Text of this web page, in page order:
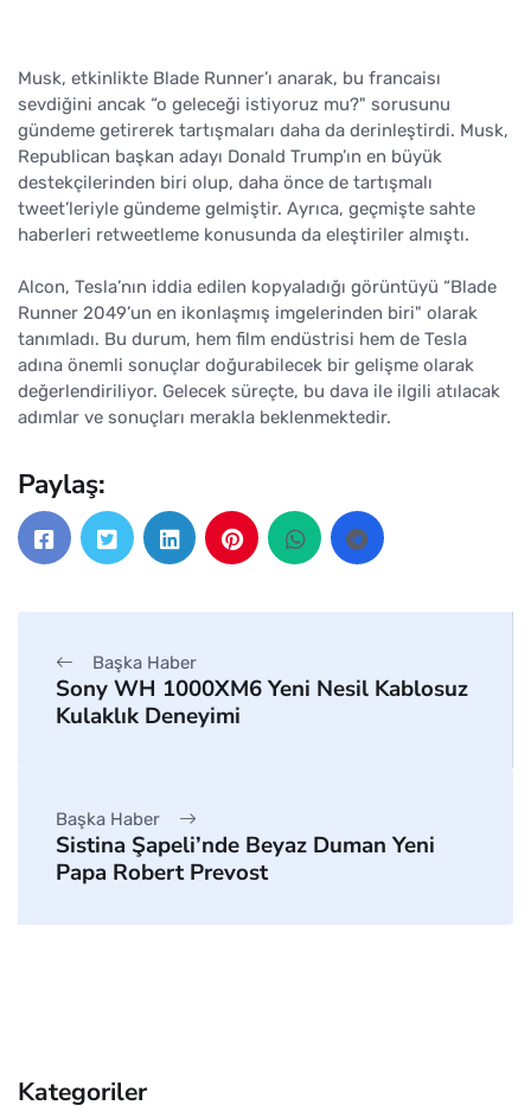
Musk, etkinlikte Blade Runner’ı anarak, bu francaisı
sevdiğini ancak “o geleceği istiyoruz mu?" sorusunu
gündeme getirerek tartışmaları daha da derinleştirdi. Musk,
Republican başkan adayı Donald Trump’ın en büyük
destekçilerinden biri olup, daha önce de tartışmalı
tweet’leriyle gündeme gelmiştir. Ayrıca, geçmişte sahte
haberleri retweetleme konusunda da eleştiriler almıştı.
Alcon, Tesla’nın iddia edilen kopyaladığı görüntüyü “Blade
Runner 2049’un en ikonlaşmış imgelerinden biri" olarak
tanımladı. Bu durum, hem film endüstrisi hem de Tesla
adına önemli sonuçlar doğurabilecek bir gelişme olarak
değerlendiriliyor. Gelecek süreçte, bu dava ile ilgili atılacak
adımlar ve sonuçları merakla beklenmektedir.
Paylaş:
Başka Haber
Sony WH 1000XM6 Yeni Nesil Kablosuz
Kulaklık Deneyimi
Başka Haber
Sistina Şapeli’nde Beyaz Duman Yeni
Papa Robert Prevost
Kategoriler